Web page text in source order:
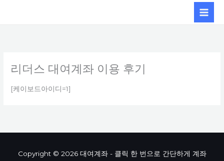
리더스 대여계좌 이용 후기
[케이보드아이디=1]
Copyright © 2026 대여계좌 - 클릭 한 번으로 간단하게 계좌